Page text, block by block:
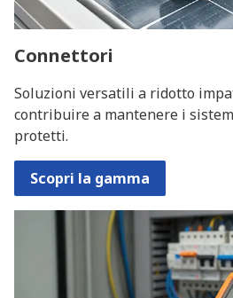
Connettori
Soluzioni versatili a ridotto
contribuire a mantenere i
protetti.
Scopri la gamma